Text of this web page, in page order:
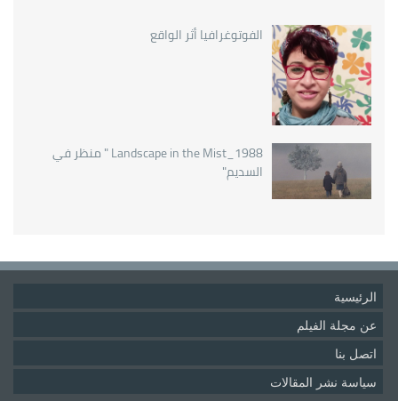
الفوتوغرافيا أثر الواقع
Landscape in the Mist_1988 " منظر في
السديم"
الرئيسية
عن مجلة الفيلم
اتصل بنا
سياسة نشر المقالات